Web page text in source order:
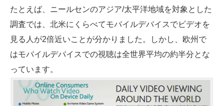
たとえば、ニールセンのアジア/太平洋地域を対象とした
調査では、北米にくらべてモバイルデバイスでビデオを
見る人が2倍近いことが分かりました。しかし、欧州で
はモバイルデバイスでの視聴は全世界平均の約半分とな
っています。